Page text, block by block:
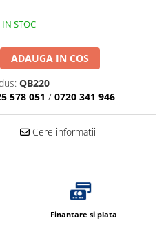
wc
IN STOC
ADAUGA IN COS
QB220
578 051 / 0720 341 946
Cere informatii
Finantare si plata